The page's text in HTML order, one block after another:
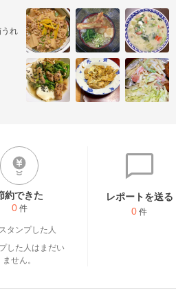
れ
約できた
0 件
タンプした人
した人はまだい
ません。
レポートを送る
0 件